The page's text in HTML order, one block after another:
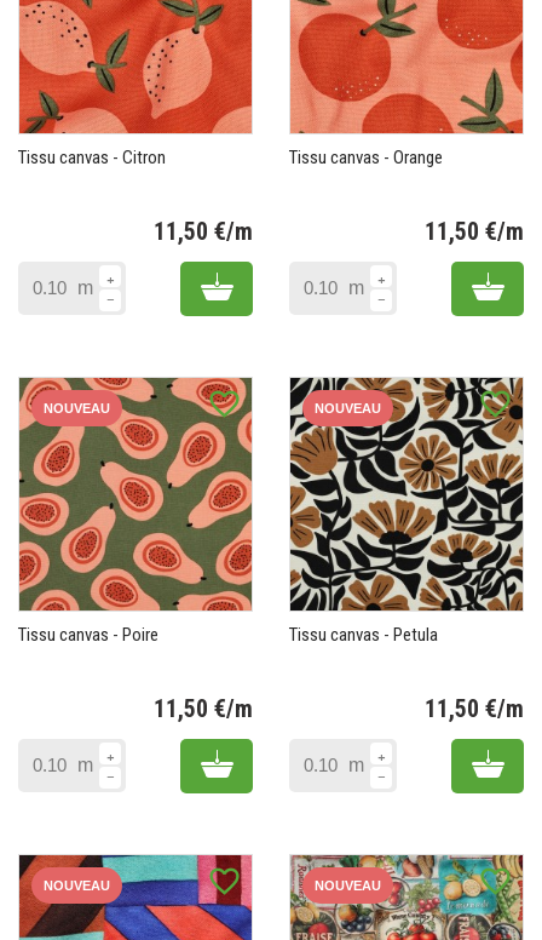
Tissu canvas - Citron
11,50 €/m
m Add to cart
Tissu canvas - Orange
11,50 €/m
m Add
favorite_border
NOUVEAU
Tissu canvas - Poire
11,50 €/m
m Add to cart
favorite_border
NOUVEAU
Tissu canvas - Petula
11,50 €/m
m Add
favorite_border
NOUVEAU favorite_border
NOUVEAU